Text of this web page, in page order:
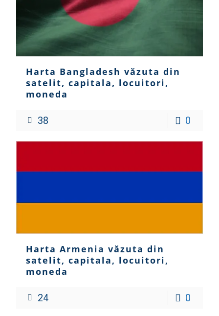
Harta Bangladesh văzuta din
satelit, capitala, locuitori,
moneda
38 0
Harta Armenia văzuta din
satelit, capitala, locuitori,
moneda
24 0